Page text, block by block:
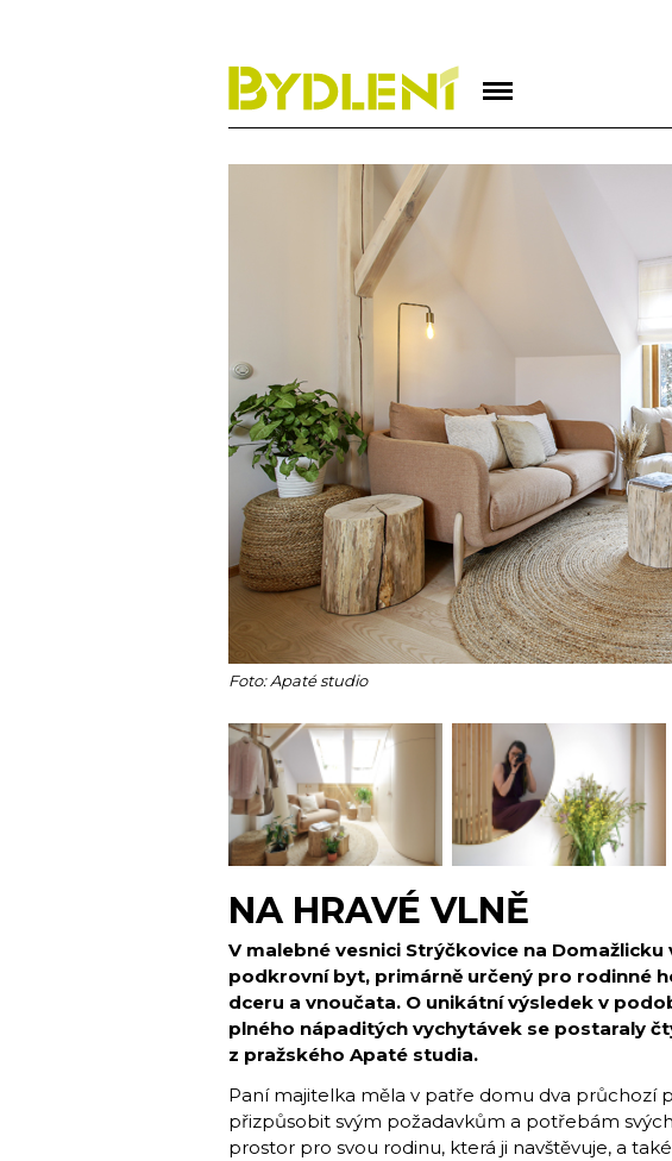
Foto: Apaté studio
NA HRAVÉ VLNĚ
V malebné vesnici Strýčkovice na
podkrovní byt, primárně určený pro rodinné
dceru a vnoučata. O unikátní výsledek v
plného nápaditých vychytávek se postaraly
z pražského Apaté studia.
Paní majitelka měla v patře domu dva průchozí
přizpůsobit svým požadavkům a potřebám
prostor pro svou rodinu, která ji navštěvuje, a